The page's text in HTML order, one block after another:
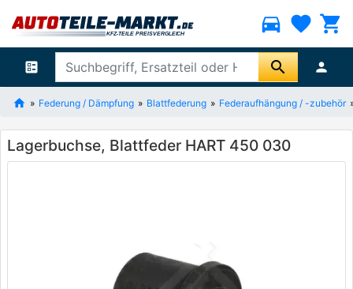
directions_car favorite shopping_cart
ballot search person
Federung / Dämpfung Blattfederung Federaufhängung / -zubehör
Lagerbuchse, Blattfeder HART 450 030